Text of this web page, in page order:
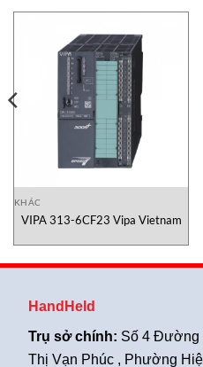
KHÁC
VIPA 313-6CF23 Vipa Vietnam
HandHeld
Trụ sở chính: Số 4 Đường
Thị Vạn Phúc , Phường